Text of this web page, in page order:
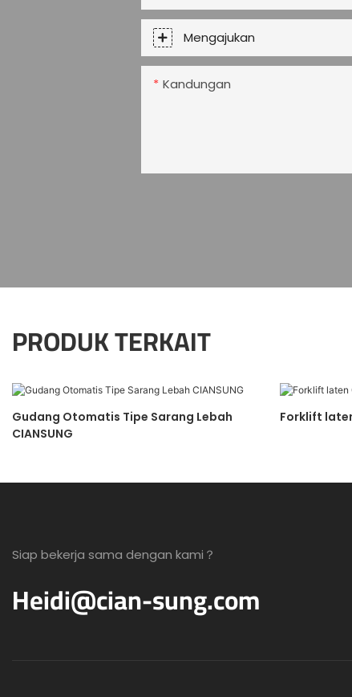
Mengajukan
Kandungan
PRODUK TERKAIT
Gudang Otomatis Tipe Sarang Lebah
CIANSUNG
Forklift
Siap bekerja sama dengan kami？
Heidi@cian-sung.com